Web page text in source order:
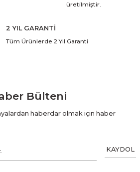
üretilmiştir.
2 YIL GARANTİ
Tüm Ürünlerde 2 Yıl Garanti
Bülteni
haberdar olmak için haber
KAYDOL